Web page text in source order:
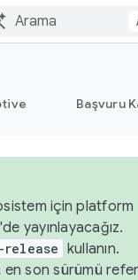
Başvuru
için platform
yayınlayacağız.
kullanın.
en son sürümü